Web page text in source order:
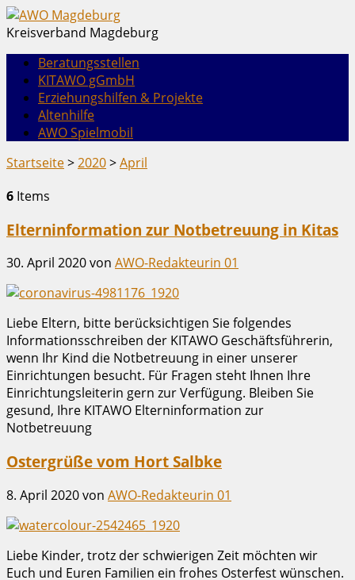
Kreisverband Magdeburg
Beratungsstellen
KITAWO gGmbH
Erziehungshilfen & Projekte
Altenhilfe
AWO Spielmobil
Startseite>2020>April
6 Items
Elterninformation zur Notbetreuung in Kitas
30. April 2020von AWO-Redakteurin 01
Liebe Eltern, bitte berücksichtigen Sie folgendes
Informationsschreiben der KITAWO Geschäftsführerin,
wenn Ihr Kind die Notbetreuung in einer unserer
Einrichtungen besucht. Für Fragen steht Ihnen Ihre
Einrichtungsleiterin gern zur Verfügung. Bleiben Sie
gesund, Ihre KITAWO Elterninformation zur
Notbetreuung
Ostergrüße vom Hort Salbke
8. April 2020von AWO-Redakteurin 01
Liebe Kinder, trotz der schwierigen Zeit möchten wir
Euch und Euren Familien ein frohes Osterfest wünschen.